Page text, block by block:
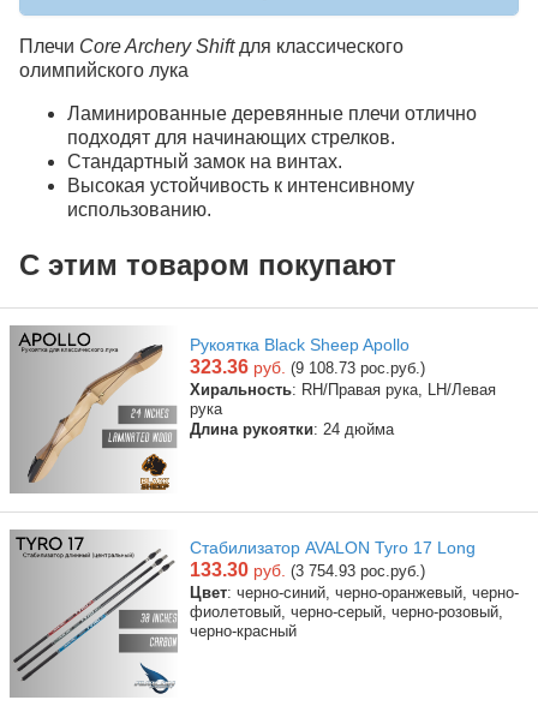
Плечи Core Archery Shift для классического
олимпийского лука
Ламинированные деревянные плечи отлично
подходят для начинающих стрелков.
Стандартный замок на винтах.
Высокая устойчивость к интенсивному
использованию.
С этим товаром покупают
Рукоятка Black Sheep Apollo
323.36 руб. (9 108.73 рос.руб.)
Хиральность: RH/Правая рука, LH/Левая
рука
Длина рукоятки: 24 дюйма
Стабилизатор AVALON Tyro 17 Long
133.30 руб. (3 754.93 рос.руб.)
Цвет: черно-синий, черно-оранжевый, черно-
фиолетовый, черно-серый, черно-розовый,
черно-красный